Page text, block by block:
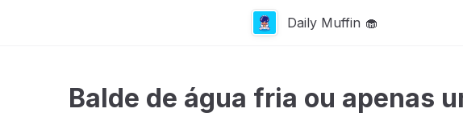
Daily Muffin 🧁
Balde de água fria ou apenas